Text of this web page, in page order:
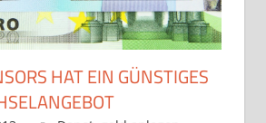
HAT EIN GÜNSTIGES